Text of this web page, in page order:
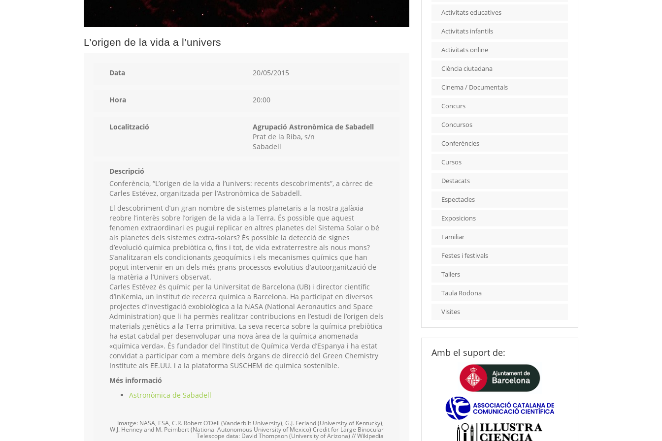
L’origen de la vida a l’univers
Data 20/05/2015
Hora 20:00
Localització
Agrupació Astronòmica de Sabadell
Prat de la Riba, s/n
Sabadell
Descripció
Conferència, “L’origen de la vida a l’univers: recents descobriments”, a càrrec de
Carles Estévez, organitzada per l’Astronòmica de Sabadell.
El descobriment d’un gran nombre de sistemes planetaris a la nostra galàxia
reobre l’interès sobre l’origen de la vida a la Terra. És possible que aquest
fenomen extraordinari es pugui replicar en altres planetes del Sistema Solar o bé
als planetes dels sistemes extra-solars? És possible la detecció de signes
d’evolució química prebiòtica o, fins i tot, de vida extraterrestre als nous mons?
S’analitzaran els condicionants geoquímics i els mecanismes químics que han
pogut intervenir en un dels més grans processos evolutius d’autoorganització de
la matèria a l’Univers observat.
Carles Estévez és químic per la Universitat de Barcelona (UB) i director científic
d’InKemia, un institut de recerca química a Barcelona. Ha participat en diversos
projectes d’investigació exobiològica a la NASA (National Aeronautics and Space
Administration) que li ha permès realitzar contribucions en l’estudi de l’origen dels
materials genètics a la Terra primitiva. La seva recerca sobre la química prebiòtica
ha estat cabdal per desenvolupar una nova àrea de la química anomenada
«química verda». És fundador del l’Institut de Química Verda d’Espanya i ha estat
convidat a participar com a membre dels òrgans de direcció del Green Chemistry
Institute als EE.UU. i a la plataforma SUSCHEM de química sostenible.
Més informació
Astronòmica de Sabadell
Imatge: NASA, ESA, C.R. Robert O’Dell (Vanderbilt University), G.J. Ferland (University of Kentucky),
W.J. Henney and M. Peimbert (National Autonomous University of Mexico) Credit for Large Binocular
Telescope data: David Thompson (University of Arizona) // Wikipedia
Activitats educatives
Activitats infantils
Activitats online
Ciència ciutadana
Cinema / Documentals
Concurs
Concursos
Conferències
Cursos
Destacats
Espectacles
Exposicions
Familiar
Festes i festivals
Tallers
Taula Rodona
Visites
Amb el suport de: